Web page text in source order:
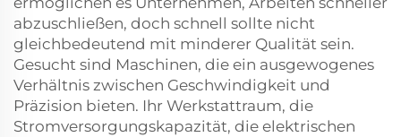
abzuschließen, doch schnell sollte nicht
gleichbedeutend mit minderer Qualität sein.
Gesucht sind Maschinen, die ein ausgewogenes
Verhältnis zwischen Geschwindigkeit und
Präzision bieten. Ihr Werkstattraum, die
Stromversorgungskapazität, die elektrischen